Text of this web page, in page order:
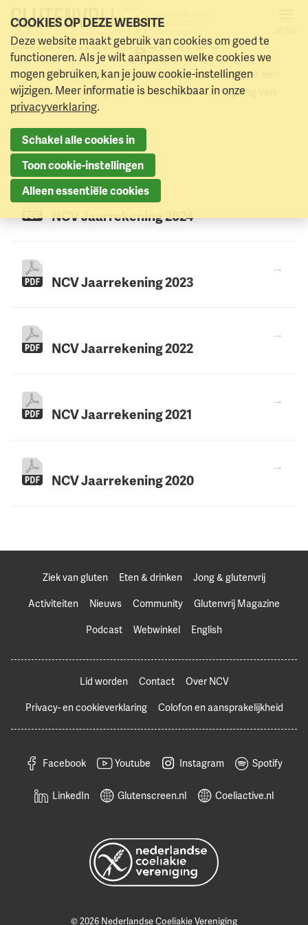
Naar menu Naar hoofdinhoud
Jaarrekeningen NCV
Jaarlijks stellen wij een jaarrekening op waarin we een
duidelijk overzicht geven van onze financiële gang van
zaken.
NCV Jaarrekening 2024
NCV Jaarrekening 2023
NCV Jaarrekening 2022
NCV Jaarrekening 2021
NCV Jaarrekening 2020
Ziek van gluten Eten & drinken
Jong & glutenvrij
Activiteiten
Nieuws Community
Glutenvrij Magazine
Podcast
Webwinkel English
Lid worden Contact
Over NCV
Privacy- en cookieverklaring
Colofon en aansprakelijkheid
Facebook Youtube Instagram Spotify
LinkedIn Glutenscreen.nl Coeliactive.nl
© 2026 Nederlandse Coeliakie Vereniging
COOKIES OP DEZE WEBSITE
Deze website maakt gebruik van cookies om goed te
functioneren. Als je wilt aanpassen welke cookies we
mogen gebruiken, kan je jouw cookie-instellingen
wijzigen. Meer informatie is beschikbaar in onze
privacyverklaring.
Schakel alle cookies in
Toon cookie-instellingen
Alleen essentiële cookies